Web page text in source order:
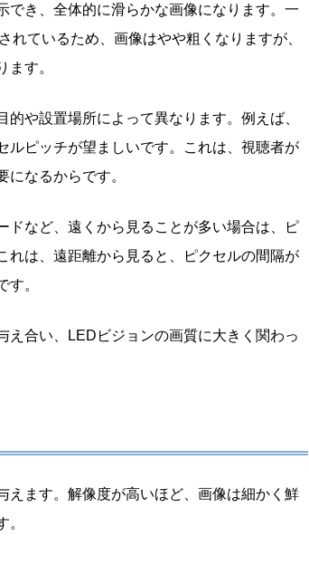
でき、全体的に滑らかな画像になります。一
ているため、画像はやや粗くなりますが、
す。
や設置場所によって異なります。例えば、
ルピッチが望ましいです。これは、視聴者が
なるからです。
ドなど、遠くから見ることが多い場合は、ピ
れは、遠距離から見ると、ピクセルの間隔が
す。
え合い、LEDビジョンの画質に大きく関わっ
えます。解像度が高いほど、画像は細かく鮮
。